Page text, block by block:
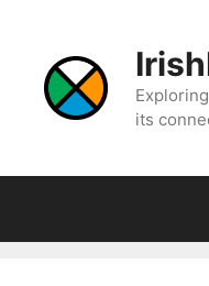
springen
its